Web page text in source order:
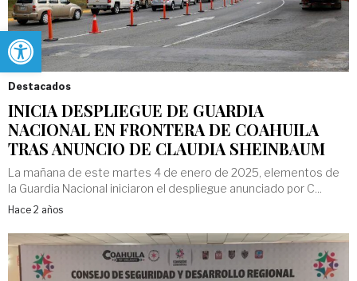
Abrir barra de herramientas
Destacados
INICIA DESPLIEGUE DE GUARDIA
NACIONAL EN FRONTERA DE COAHUILA
TRAS ANUNCIO DE CLAUDIA SHEINBAUM
La mañana de este martes 4 de enero de 2025, elementos de
la Guardia Nacional iniciaron el despliegue anunciado por C...
Hace 2 años